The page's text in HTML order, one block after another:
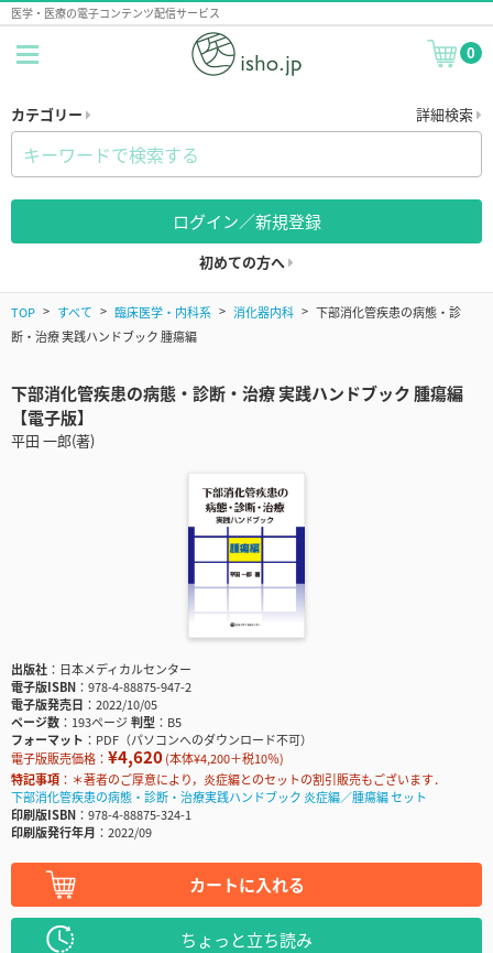
医学・医療の電子コンテンツ配信サービス
0
カテゴリー 詳細検索
ログイン／新規登録
初めての方へ
TOP すべて 臨床医学・内科系 消化器内科
下部消化管疾患の病態・診
断・治療 実践ハンドブック 腫瘍編
下部消化管疾患の病態・診断・治療 実践ハンドブック 腫瘍編
【電子版】
平田 一郎(著)
出版社
日本メディカルセンター
電子版ISBN
978-4-88875-947-2
電子版発売日
2022/10/05
ページ数
193ページ判型
B5
フォーマット
PDF（パソコンへのダウンロード不可）
電子版販売価格： ¥4,620(本体¥4,200＋税10％)
特記事項
＊著者のご厚意により，炎症編とのセットの割引販売もございます．
下部消化管疾患の病態・診断・治療実践ハンドブック 炎症編／腫瘍編 セット
印刷版ISBN
978-4-88875-324-1
印刷版発行年月
2022/09
カートに入れる
ちょっと立ち読み